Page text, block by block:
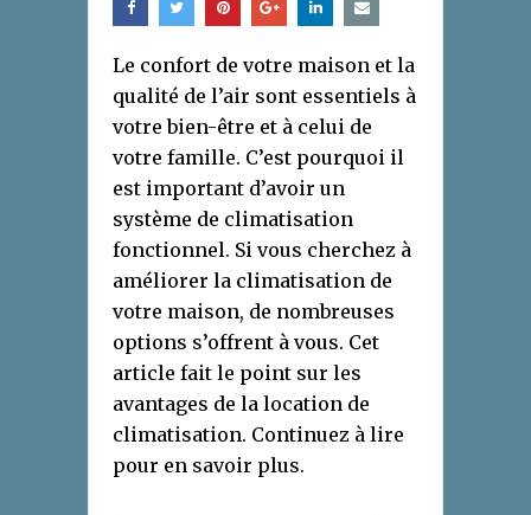
Le confort de votre maison et la
qualité de l’air sont essentiels à
votre bien-être et à celui de
votre famille. C’est pourquoi il
est important d’avoir un
système de climatisation
fonctionnel. Si vous cherchez à
améliorer la climatisation de
votre maison, de nombreuses
options s’offrent à vous. Cet
article fait le point sur les
avantages de la location de
climatisation. Continuez à lire
pour en savoir plus.